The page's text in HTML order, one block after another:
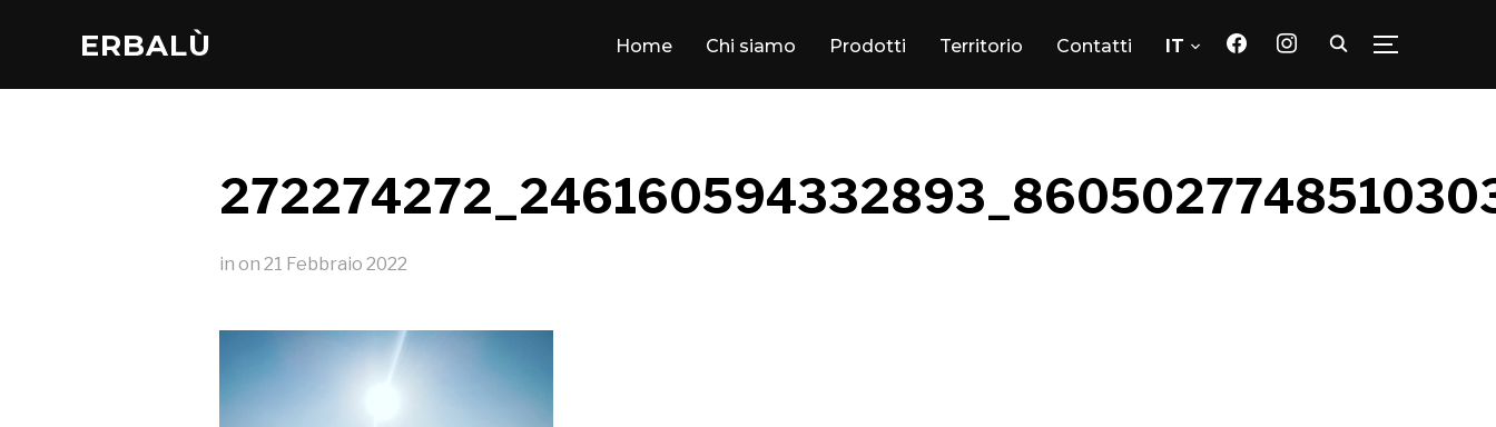
ERBALÙ facebookinstagram
Home Chi siamo Prodotti Territorio Contatti IT
in on 21 Febbraio 2022